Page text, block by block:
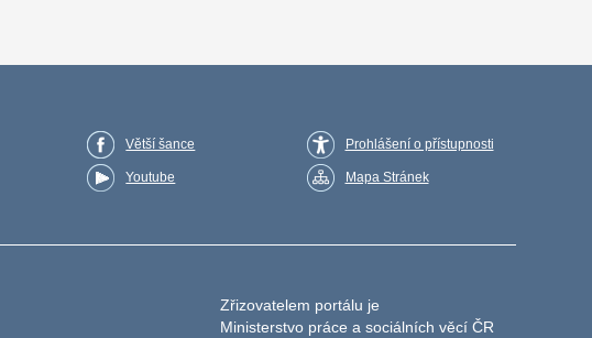
Větší šance
Youtube
Prohlášení o přístupnosti
Mapa Stránek
Zřizovatelem portálu je
Ministerstvo práce a sociálních věcí ČR